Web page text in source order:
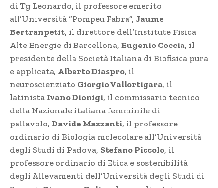
di Tg Leonardo, il professore emerito
all’Università “Pompeu Fabra”, Jaume
Bertranpetit, il direttore dell’Institute Fisica
Alte Energie di Barcellona, Eugenio Coccia, il
presidente della Società Italiana di Biofisica pura
e applicata, Alberto Diaspro, il
neuroscienziato Giorgio Vallortigara, il
latinista Ivano Dionigi, il commissario tecnico
della Nazionale italiana femminile di
pallavolo, Davide Mazzanti, il professore
ordinario di Biologia molecolare all’Università
degli Studi di Padova, Stefano Piccolo, il
professore ordinario di Etica e sostenibilità
degli Allevamenti dell’Università degli Studi di